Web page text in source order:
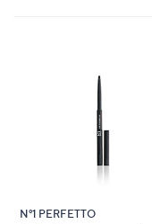
N°1 PERFETTO